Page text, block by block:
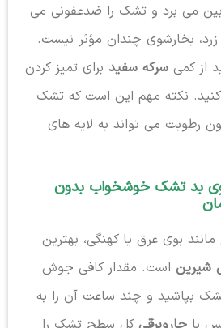
بین می برد و تشک را ضدعفونی می
زرد، بخارشوی چندان مؤثر نیست.
از کمی سرکه سفیدبرای تمیز کردن
کنید. نکته مهم این است که تشک
رطوبت می تواند به لایه های
بوی بد تشک خوشخواب بدون
بوی عرق یا کهنگی، بهترین
است. مقدار کافی جوش
بپاشید و چند ساعت آن را به